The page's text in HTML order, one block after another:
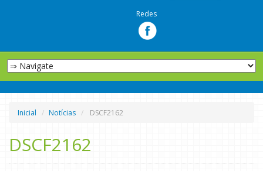
Redes
Inicial Notícias DSCF2162
DSCF2162